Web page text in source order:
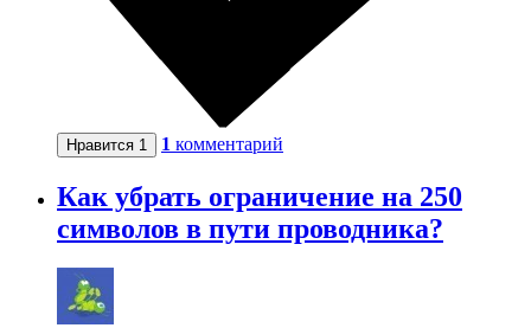
Нравится 1 1 комментарий
Как убрать ограничение на 250
символов в пути проводника?